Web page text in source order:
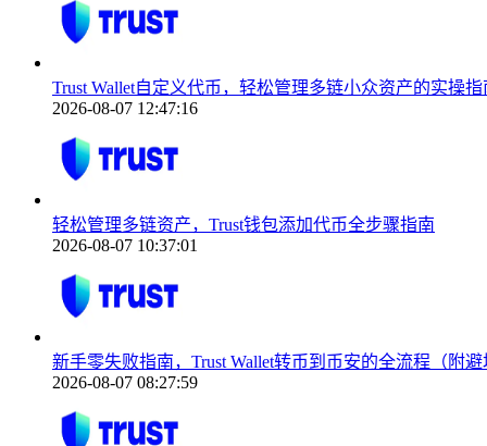
Trust Wallet自定义代币，轻松管理多链小众资产的实操指
2026-08-07 12:47:16
轻松管理多链资产，Trust钱包添加代币全步骤指南
2026-08-07 10:37:01
新手零失败指南，Trust Wallet转币到币安的全流程（附避
2026-08-07 08:27:59